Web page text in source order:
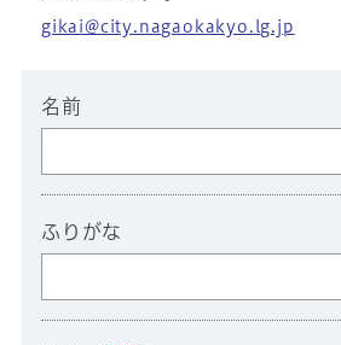
gikai@city.nagaokakyo.lg.jp
名前
ふりがな